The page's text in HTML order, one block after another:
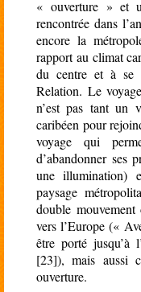
« ouverture » et
rencontrée dans
encore la
rapport au climat
du centre et à se
Relation. Le
n’est pas tant un
caribéen pour
voyage qui
d’abandonner ses
une illumination)
paysage
double
vers l’Europe («
être porté jusqu’à
[23]), mais aussi
ouverture.